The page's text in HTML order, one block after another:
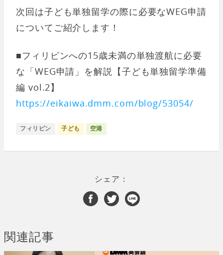
次回は子ども単独留学の際に必要なWEG申請
についてご紹介します！
■フィリピンへの15歳未満の単独渡航に必要
な「WEG申請」を解説【子ども単独留学準備
編 vol.2】
https://eikaiwa.dmm.com/blog/53054/
フィリピン 子ども 空港
シェア：
関連記事